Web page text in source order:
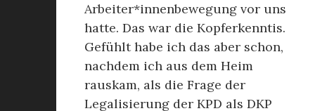
Arbeiter*innenbewegung vor uns
hatte. Das war die Kopferkenntis.
Gefühlt habe ich das aber schon,
nachdem ich aus dem Heim
rauskam, als die Frage der
Legalisierung der KPD als DKP